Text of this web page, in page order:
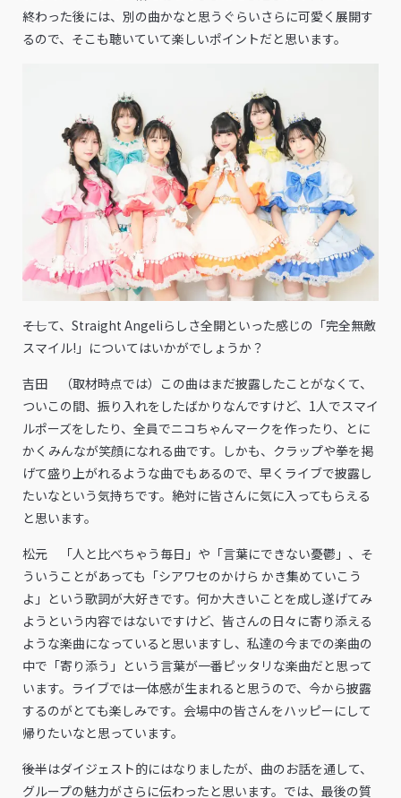
終わった後には、別の曲かなと思うぐらいさらに可愛く展開す
るので、そこも聴いていて楽しいポイントだと思います。
――そして、Straight Angeliらしさ全開といった感じの「完全無敵
スマイル!」についてはいかがでしょうか？
吉田 （取材時点では）この曲はまだ披露したことがなくて、
ついこの間、振り入れをしたばかりなんですけど、1人でスマイ
ルポーズをしたり、全員でニコちゃんマークを作ったり、とに
かくみんなが笑顔になれる曲です。しかも、クラップや拳を掲
げて盛り上がれるような曲でもあるので、早くライブで披露し
たいなという気持ちです。絶対に皆さんに気に入ってもらえる
と思います。
松元 「人と比べちゃう毎日」や「言葉にできない憂鬱」、そ
ういうことがあっても「シアワセのかけら かき集めていこう
よ」という歌詞が大好きです。何か大きいことを成し遂げてみ
ようという内容ではないですけど、皆さんの日々に寄り添える
ような楽曲になっていると思いますし、私達の今までの楽曲の
中で「寄り添う」という言葉が一番ピッタリな楽曲だと思って
います。ライブでは一体感が生まれると思うので、今から披露
するのがとても楽しみです。会場中の皆さんをハッピーにして
帰りたいなと思っています。
――後半はダイジェスト的にはなりましたが、曲のお話を通して、
グループの魅力がさらに伝わったと思います。では、最後の質